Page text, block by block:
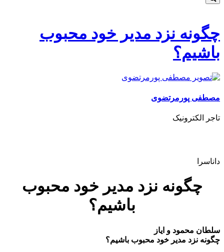
چگونه نزد مدیر خود محبوب
باشیم؟
مصطفی پورمرتضوی
تاجر الکترونیک
داناسرا
چگونه نزد مدیر خود محبوب
باشیم؟
سلطان محمود و ایاز
چگونه نزد مدیر خود محبوب باشیم؟